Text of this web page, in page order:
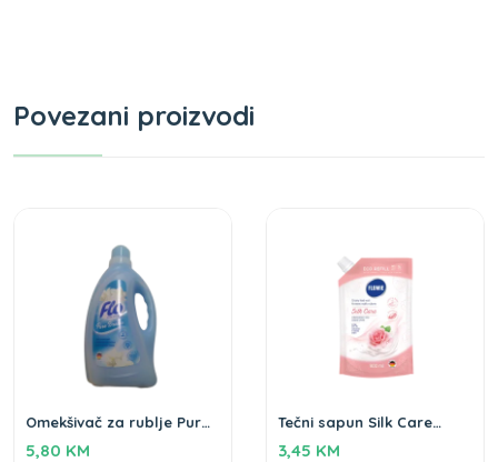
Povezani proizvodi
Omekšivač za rublje Pure
5,80 KM
Tečni sapun Silk Care
3,45 KM